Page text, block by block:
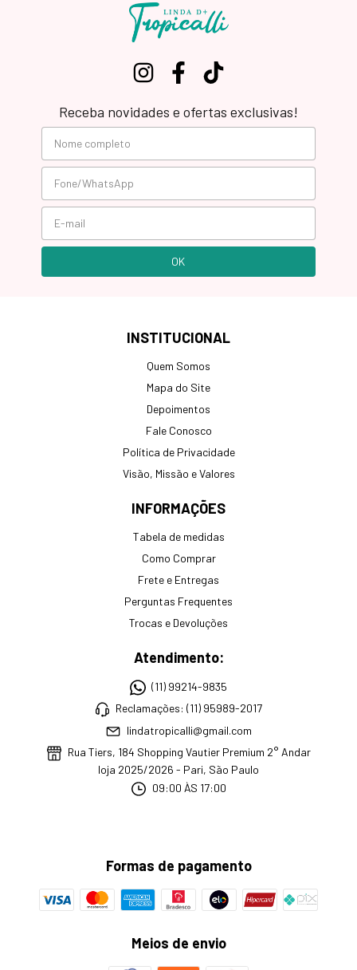
Receba novidades e ofertas exclusivas!
INSTITUCIONAL
Quem Somos
Mapa do Site
Depoimentos
Fale Conosco
Política de Privacidade
Visão, Missão e Valores
INFORMAÇÕES
Tabela de medidas
Como Comprar
Frete e Entregas
Perguntas Frequentes
Trocas e Devoluções
Atendimento:
(11) 99214-9835
Reclamações: (11) 95989-2017
lindatropicalli@gmail.com
Rua Tiers, 184 Shopping Vautier Premium 2° Andar
loja 2025/2026 - Pari, São Paulo
09:00 ÀS 17:00
Formas de pagamento
Meios de envio